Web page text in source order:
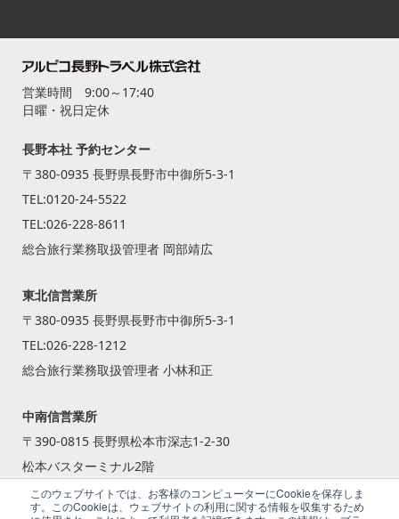
このウェブサイトでは、お客様のコンピューターにCookieを保存しま
す。このCookieは、ウェブサイトの利用に関する情報を収集するため
営業時間 9:00～17:40
日曜・祝日定休
長野本社 予約センター
〒380-0935 長野県長野市中御所5-3-1
TEL:0120-24-5522
TEL:026-228-8611
総合旅行業務取扱管理者 岡部靖広
東北信営業所
〒380-0935 長野県長野市中御所5-3-1
TEL:026-228-1212
総合旅行業務取扱管理者 小林和正
中南信営業所
〒390-0815 長野県松本市深志1-2-30
松本バスターミナル2階
TEL:0263-87-2240